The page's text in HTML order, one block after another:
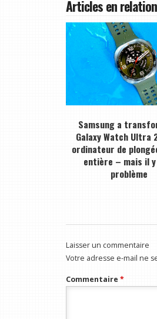
Articles en relation
Samsung a
Galaxy Watch Ultra
ordinateur de
entière – mais il
problème
Laisser un commentaire
Votre adresse e-mail ne
Commentaire *